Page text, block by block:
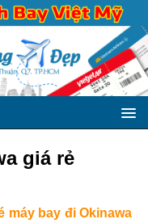
giá rẻ
máy bay đi Okinawa